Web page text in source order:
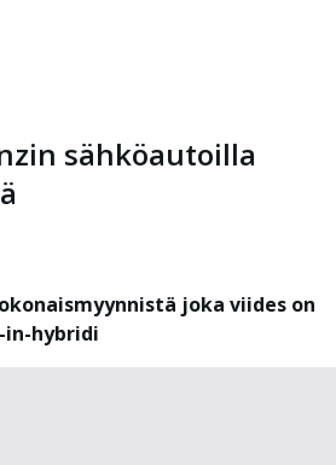
sähköautoilla
joka viides on
hybridi